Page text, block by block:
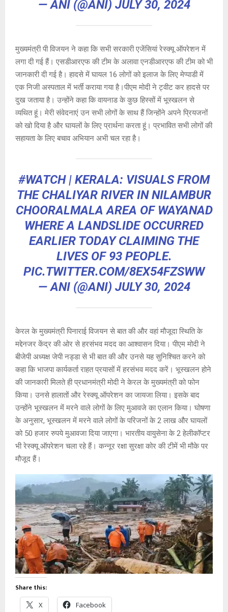
— ANI (@ANI) JULY 30, 2024
मुख्यमंत्री पी विजयन ने कहा कि सभी सरकारी एजेंसियां रेस्क्यू ऑपरेशन में
लगा दी गई हैं। एसडीआरएफ की टीम के अलावा एनडीआरएफ की टीम को भी
जानकारी दी गई है। हादसे में घायल 16 लोगों को इलाज के लिए मेप्पाडी में
एक निजी अस्पताल में भर्ती कराया गया है।पीएम मोदी ने ट्वीट कर हादसे पर
दुख जताया है। उन्होंने कहा कि वायनाड के कुछ हिस्सों में भूस्खलन से
व्यथित हूं। मेरी संवेदनाएं उन सभी लोगों के साथ हैं जिन्होंने अपने प्रियजनों
को खो दिया है और घायलों के लिए प्रार्थना करता हूं। प्रभावित सभी लोगों की
सहायता के लिए बचाव अभियान अभी चल रहा है।
#WATCH| KERALA: VISUALS FROM
THE CHALIYAR RIVER IN NILAMBUR
CHOORALMALA AREA OF WAYANAD
WHERE A LANDSLIDE OCCURRED
EARLIER TODAY CLAIMING THE
LIVES OF 93 PEOPLE.
PIC.TWITTER.COM/8EX54FZSWW
— ANI (@ANI) JULY 30, 2024
केरल के मुख्यमंत्री पिनाराई विजयन से बात की और वहां मौजूदा स्थिति के
मद्देनजर केंद्र की ओर से हरसंभव मदद का आश्वासन दिया। पीएम मोदी ने
बीजेपी अध्यक्ष जेपी नड्डा से भी बात की और उनसे यह सुनिश्चित करने को
कहा कि भाजपा कार्यकर्ता राहत प्रयासों में हरसंभव मदद करें। भूस्खलन होने
की जानकारी मिलते ही प्रधानमंत्री मोदी ने केरल के मुख्यमंत्री को फोन
किया। उनसे हालातों और रेस्क्यू ऑपरेशन का जायजा लिया। इसके बाद
उन्होंने भूस्खलन में मरने वाले लोगों के लिए मुआवजे का एलान किया। घोषणा
के अनुसार, भूस्खलन में मरने वाले लोगों के परिजनों के 2 लाख और घायलों
को 50 हजार रुपये मुआवजा दिया जाएगा। भारतीय वायुसेना के 2 हेलीकॉप्टर
भी रेस्क्यू ऑपरेशन चला रहे हैं। कन्नूर रक्षा सुरक्षा कोर की टीमें भी मौके पर
मौजूद हैं।
Share this:
X Facebook